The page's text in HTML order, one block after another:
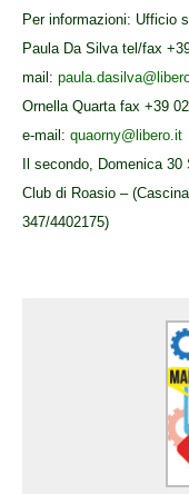
Per informazioni: Ufficio
Paula Da Silva tel/fax
mail:
Ornella Quarta fax +39
e-mail: quaorny@libero.it
Il secondo, Domenica
Club di Roasio –
347/4402175)